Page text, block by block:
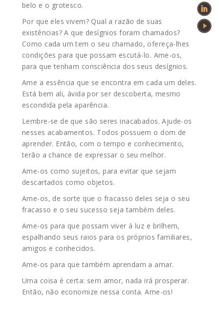
belo e o grotesco.
Por que eles vivem? Qual a razão de suas
existências? A que desígnios foram chamados?
Como cada um tem o seu chamado, ofereça-lhes
condições para que possam escutá-lo. Ame-os,
para que tenham consciência dos seus desígnios.
Ame a essência que se encontra em cada um deles.
Está bem ali, ávida por ser descoberta, mesmo
escondida pela aparência.
Lembre-se de que são seres inacabados. Ajude-os
nesses acabamentos. Todos possuem o dom de
aprender. Então, com o tempo e conhecimento,
terão a chance de expressar o seu melhor.
Ame-os como sujeitos, para evitar que sejam
descartados como objetos.
Ame-os, de sorte que o fracasso deles seja o seu
fracasso e o seu sucesso seja também deles.
Ame-os para que possam viver à luz e brilhem,
espalhando seus raios para os próprios familiares,
amigos e conhecidos.
Ame-os para que também aprendam a amar.
Uma coisa é certa: sem amor, nada irá prosperar.
Então, não economize nessa conta. Ame-os!